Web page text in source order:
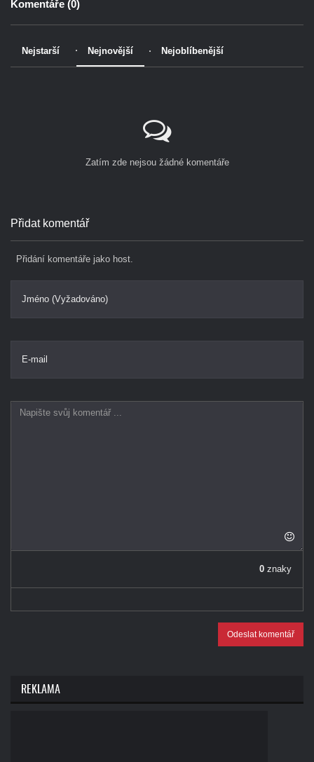
Komentáře (0)
Nejstarší Nejnovější Nejoblíbenější
Zatím zde nejsou žádné komentáře
Přidat komentář
Přidání komentáře jako host.
Jméno (Vyžadováno)
E-mail
0 znaky
Odeslat komentář
REKLAMA